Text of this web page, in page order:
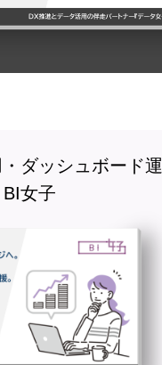
ダッシュボード運
女子